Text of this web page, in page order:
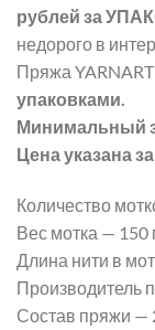
рублей за
недорого в
Пряжа
упаковками.
Минимальный
Цена указана
Количество
Вес мотка — 150
Длина нити в
Производитель
Состав пряжи —